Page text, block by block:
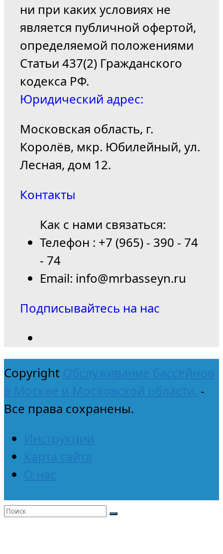
ни при каких условиях не
является публичной офертой,
определяемой положениями
Статьи 437(2) Гражданского
кодекса РФ.
Юридический адрес:
Московская область, г.
Королёв, мкр. Юбилейный, ул.
Лесная, дом 12.
Контакты
Как с нами связаться:
Телефон : +7 (965) - 390 - 74
- 74
Email: info@mrbasseyn.ru
Подписывайтесь на нас
Copyright Обслуживание бассейнов
в Москве и Московской области. -
Все права сохранены.
Инструкции
Карта сайта
О нас